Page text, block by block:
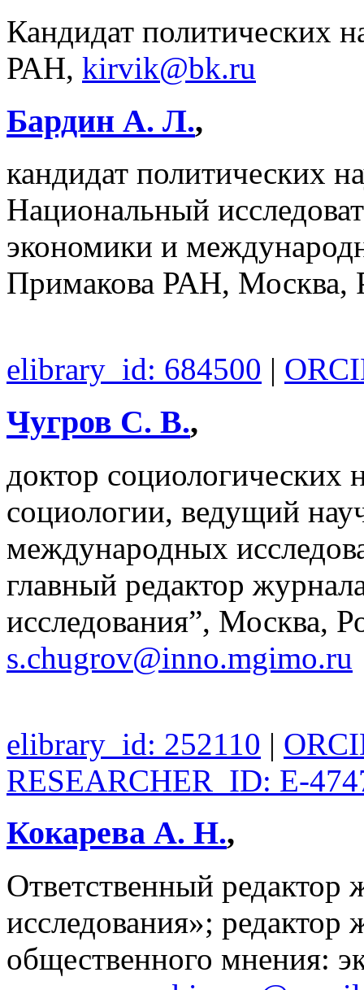
Кандидат политических
РАН, kirvik@bk.ru
Бардин А. Л.,
кандидат политических
Национальный
экономики и
Примакова РАН, Москва,
elibrary_id: 684500 |
Чугров С. В.,
доктор социологических
социологии, ведущий
международных
главный редактор
исследования”, Москва,
s.chugrov@inno.mgimo.ru
elibrary_id: 252110 |
RESEARCHER_ID: E-
Кокарева А. Н.,
Ответственный
исследования»;
общественного мнения: